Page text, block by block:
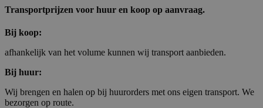
Transportprijzen voor huur en koop op aanvraag.
Bij koop:
afhankelijk van het volume kunnen wij transport aanbieden.
Bij huur:
Wij brengen en halen op bij huurorders met ons eigen transport. We
bezorgen op route.